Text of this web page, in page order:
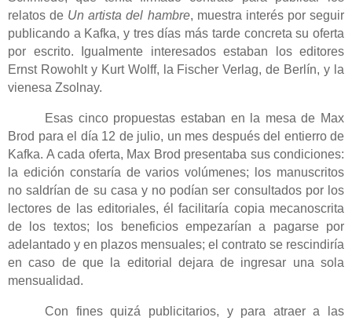
relatos de Un artista del hambre, muestra interés por seguir
publicando a Kafka, y tres días más tarde concreta su oferta
por escrito. Igualmente interesados estaban los editores
Ernst Rowohlt y Kurt Wolff, la Fischer Verlag, de Berlín, y la
vienesa Zsolnay.
Esas cinco propuestas estaban en la mesa de Max
Brod para el día 12 de julio, un mes después del entierro de
Kafka. A cada oferta, Max Brod presentaba sus condiciones:
la edición constaría de varios volúmenes; los manuscritos
no saldrían de su casa y no podían ser consultados por los
lectores de las editoriales, él facilitaría copia mecanoscrita
de los textos; los beneficios empezarían a pagarse por
adelantado y en plazos mensuales; el contrato se rescindiría
en caso de que la editorial dejara de ingresar una sola
mensualidad.
Con fines quizá publicitarios, y para atraer a las